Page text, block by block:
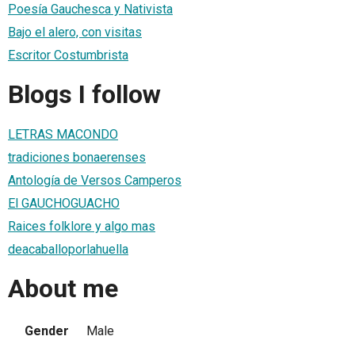
Poesía Gauchesca y Nativista
Bajo el alero, con visitas
Escritor Costumbrista
Blogs I follow
LETRAS MACONDO
tradiciones bonaerenses
Antología de Versos Camperos
El GAUCHOGUACHO
Raices folklore y algo mas
deacaballoporlahuella
About me
Gender
Male